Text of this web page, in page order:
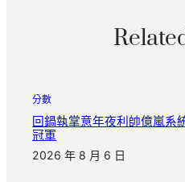
分數
回鍋執掌意年夜利帥億嵐系
冠軍
2026 年 8 月 6 日